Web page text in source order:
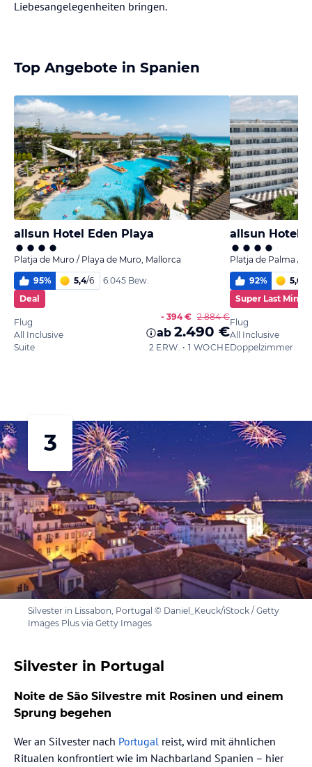
Liebesangelegenheiten bringen.
Top Angebote in Spanien
allsun Hotel Eden Playa
Platja de Muro / Playa de Muro, Mallorca
95% 5,4/6
6.045 Bew.
Deal
Flug
All Inclusive
Suite
- 394 € 2.884 €
ab 2.490 €
2 ERW. • 1 WOCHE
allsun Hotel
Platja de Palma /
92% 5,0
Super Last
Flug
All Inclusive
Doppelzimmer
3
Silvester in Lissabon, Portugal © Daniel_Keuck/iStock / Getty
Images Plus via Getty Images
Silvester in Portugal
Noite de São Silvestre mit Rosinen und einem
Sprung begehen
Wer an Silvester nach Portugal reist, wird mit ähnlichen
Ritualen konfrontiert wie im Nachbarland Spanien – hier